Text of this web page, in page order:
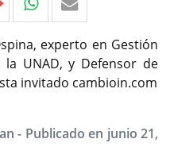
experto en Gestión
UNAD, y Defensor de
invitado cambioin.com
- Publicado en junio 21,